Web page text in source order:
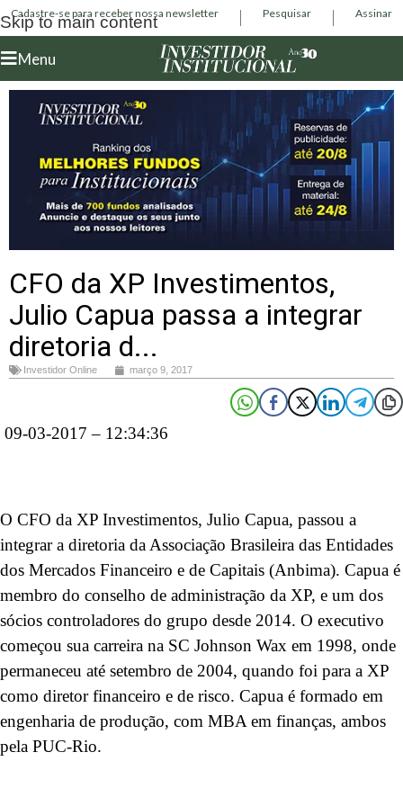
Skip to main content
Cadastre-se para receber nossa newsletter Pesquisar Assinar
Menu
CFO da XP Investimentos,
Julio Capua passa a integrar
diretoria d...
Investidor Online março 9, 2017
09-03-2017 – 12:34:36
O CFO da XP Investimentos, Julio Capua, passou a
integrar a diretoria da Associação Brasileira das Entidades
dos Mercados Financeiro e de Capitais (Anbima). Capua é
membro do conselho de administração da XP, e um dos
sócios controladores do grupo desde 2014. O executivo
começou sua carreira na SC Johnson Wax em 1998, onde
permaneceu até setembro de 2004, quando foi para a XP
como diretor financeiro e de risco. Capua é formado em
engenharia de produção, com MBA em finanças, ambos
pela PUC-Rio.